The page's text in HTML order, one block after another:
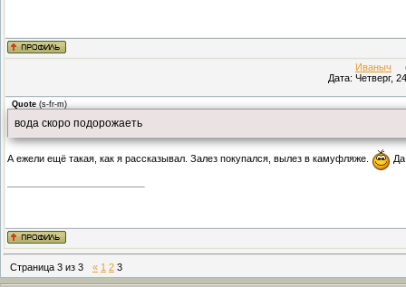
Иваныч
Дата: Четверг,
Quote (s-fr-m)
вода скоро подорожаеть
А ежели ещё такая, как я рассказывал. Залез покупался, вылез в камуфляже.
Страница 3 из 3 « 1 2 3